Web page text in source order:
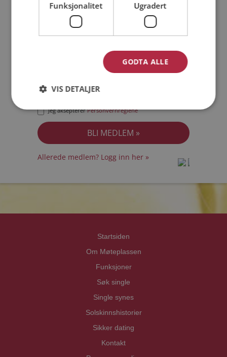
Jeg akseptererPersonvernreglene
Allerede medlem? Logg inn her »
Startsiden
Om Møteplassen
Funksjoner
Søk single
Single synes
Solskinnshistorier
Sikker dating
Kontakt
Funksjonalitet Ugradert
GODTA ALLE
VIS DETALJER